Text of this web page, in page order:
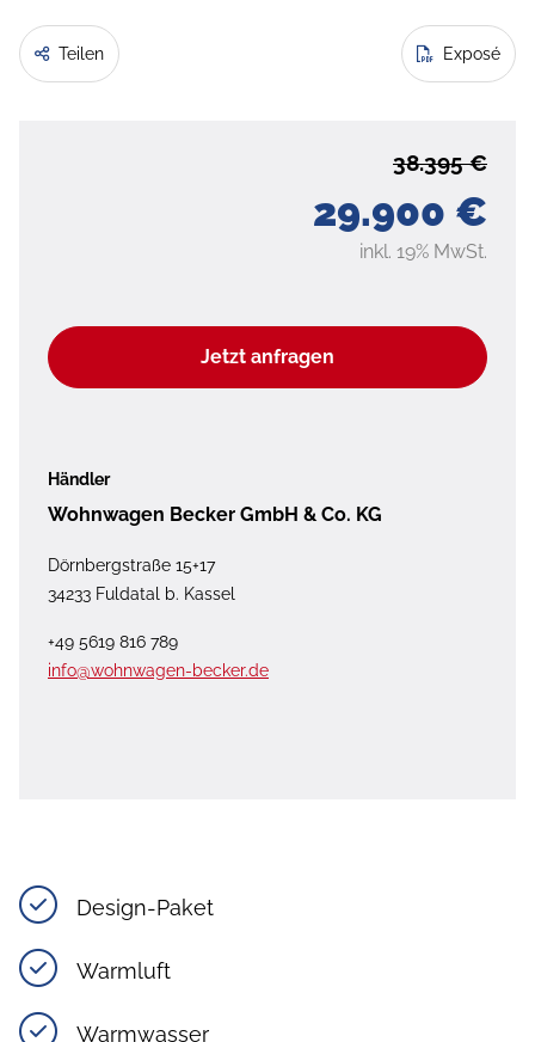
Teilen Exposé
29.900 €
38.395 €
inkl. 19% MwSt.
Jetzt anfragen
Händler
Wohnwagen Becker GmbH & Co. KG
Dörnbergstraße 15+17
34233 Fuldatal b. Kassel
+49 5619 816 789
info@wohnwagen-becker.de
Design-Paket
Warmluft
Warmwasser